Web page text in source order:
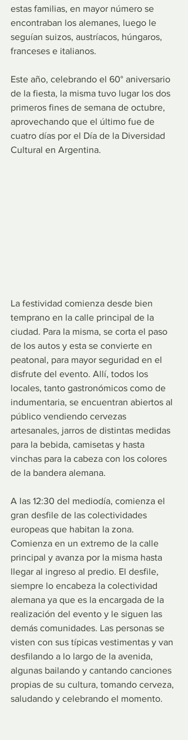
estas familias, en mayor número se
encontraban los alemanes, luego le
seguían suizos, austríacos, húngaros,
franceses e italianos.
Este año, celebrando el 60° aniversario
de la fiesta, la misma tuvo lugar los dos
primeros fines de semana de octubre,
aprovechando que el último fue de
cuatro días por el Día de la Diversidad
Cultural en Argentina.
La festividad comienza desde bien
temprano en la calle principal de la
ciudad. Para la misma, se corta el paso
de los autos y esta se convierte en
peatonal, para mayor seguridad en el
disfrute del evento. Allí, todos los
locales, tanto gastronómicos como de
indumentaria, se encuentran abiertos al
público vendiendo cervezas
artesanales, jarros de distintas medidas
para la bebida, camisetas y hasta
vinchas para la cabeza con los colores
de la bandera alemana.
A las 12:30 del mediodía, comienza el
gran desfile de las colectividades
europeas que habitan la zona.
Comienza en un extremo de la calle
principal y avanza por la misma hasta
llegar al ingreso al predio. El desfile,
siempre lo encabeza la colectividad
alemana ya que es la encargada de la
realización del evento y le siguen las
demás comunidades. Las personas se
visten con sus típicas vestimentas y van
desfilando a lo largo de la avenida,
algunas bailando y cantando canciones
propias de su cultura, tomando cerveza,
saludando y celebrando el momento.